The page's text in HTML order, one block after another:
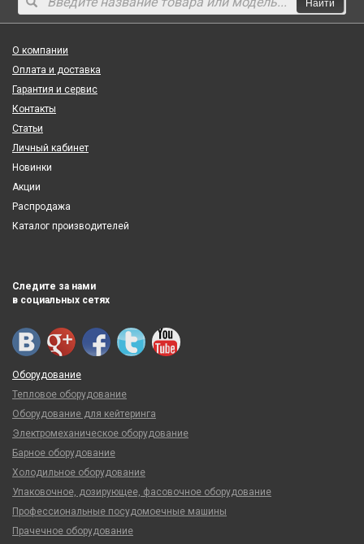
О компании
Оплата и доставка
Гарантия и сервис
Контакты
Статьи
Личный кабинет
Новинки
Акции
Распродажа
Каталог производителей
Следите за нами
в социальных сетях
Оборудование
Тепловое оборудование
Оборудование для кейтеринга
Электромеханическое оборудование
Барное оборудование
Холодильное оборудование
Упаковочное, дозирующее, фасовочное оборудование
Профессиональные посудомоечные машины
Прачечное оборудование